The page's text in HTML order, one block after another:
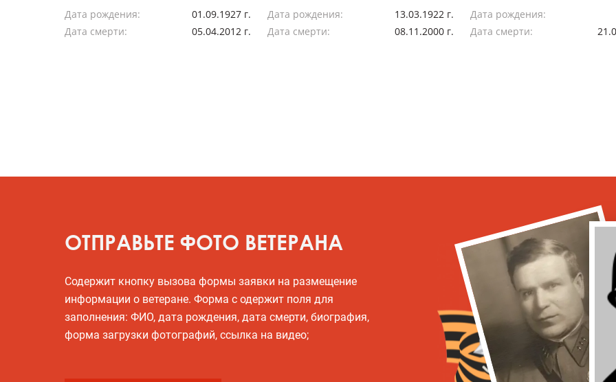
Дата рождения:
01.09.1927 г.
Дата смерти:
05.04.2012 г.
Дата рождения:
13.03.1922 г.
Дата смерти:
08.11.2000 г.
Дата рождения:
Дата смерти:
ОТПРАВЬТЕ ФОТО ВЕТЕРАНА
Содержит кнопку вызова формы заявки на размещение
информации о ветеране. Форма с одержит поля для
заполнения: ФИО, дата рождения, дата смерти, биография,
форма загрузки фотографий, ссылка на видео;